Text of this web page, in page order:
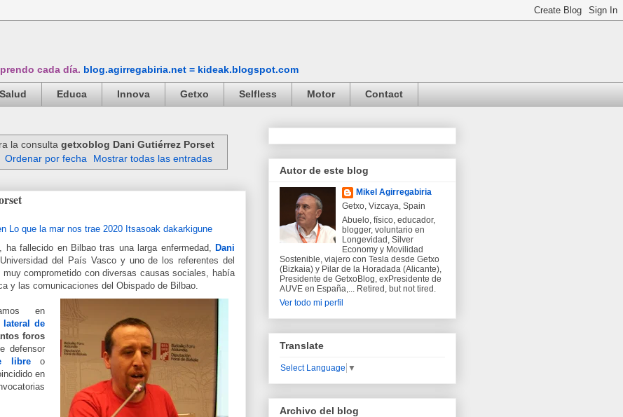
cada día. blog.agirregabiria.net = kideak.blogspot.com
Salud Educa Innova Getxo Selfless Motor Contact
la consulta getxoblog Dani Gutiérrez Porset
Ordenar por fecha Mostrar todas las entradas
ha fallecido en Bilbao tras una larga enfermedad, Dani
del País Vasco y uno de los referentes del
comprometido con diversas causas sociales, había
y las comunicaciones del Obispado de Bilbao.
en
lateral de
foros
defensor
libreo
en
Autor de este blog
Mikel Agirregabiria
Getxo, Vizcaya, Spain
Abuelo, físico, educador,
blogger, voluntario en
Longevidad, Silver
Economy y Movilidad
Sostenible, viajero con Tesla desde Getxo
(Bizkaia) y Pilar de la Horadada (Alicante),
Presidente de GetxoBlog, exPresidente de
AUVE en España,... Retired, but not tired.
Ver todo mi perfil
Translate
Select Language ▼
Archivo del blog